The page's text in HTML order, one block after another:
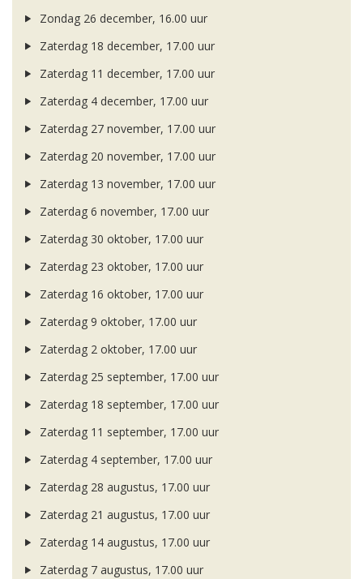
Zondag 26 december, 16.00 uur
Zaterdag 18 december, 17.00 uur
Zaterdag 11 december, 17.00 uur
Zaterdag 4 december, 17.00 uur
Zaterdag 27 november, 17.00 uur
Zaterdag 20 november, 17.00 uur
Zaterdag 13 november, 17.00 uur
Zaterdag 6 november, 17.00 uur
Zaterdag 30 oktober, 17.00 uur
Zaterdag 23 oktober, 17.00 uur
Zaterdag 16 oktober, 17.00 uur
Zaterdag 9 oktober, 17.00 uur
Zaterdag 2 oktober, 17.00 uur
Zaterdag 25 september, 17.00 uur
Zaterdag 18 september, 17.00 uur
Zaterdag 11 september, 17.00 uur
Zaterdag 4 september, 17.00 uur
Zaterdag 28 augustus, 17.00 uur
Zaterdag 21 augustus, 17.00 uur
Zaterdag 14 augustus, 17.00 uur
Zaterdag 7 augustus, 17.00 uur